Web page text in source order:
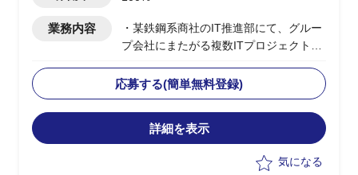
業務内容
・某鉄鋼系商社のIT推進部にて、グルー
プ会社にまたがる複数ITプロジェクトの
側PMO
・グループ会社IT担当やベンダーとの定
例MTG実施、各社案件の進捗把握・整理
・本社IT推進部への報告資料（進捗サマ
・ベンダー／グループ会社間の調整事項
応募する(簡単無料登録)
詳細を表示
気になる